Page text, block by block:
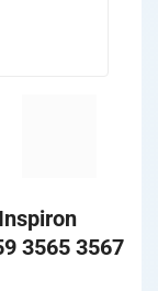
3565 3567